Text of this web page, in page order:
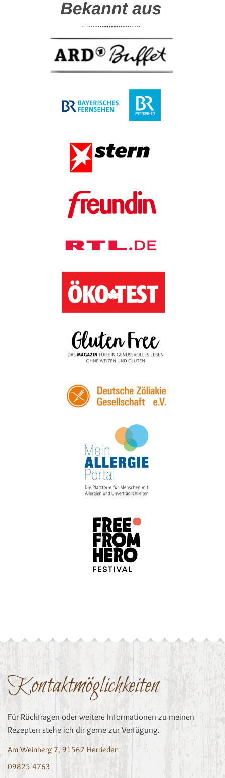
Kontaktmöglichkeiten
Für Rückfragen oder weitere Informationen zu meinen
Rezepten stehe ich dir gerne zur Verfügung.
Am Weinberg 7, 91567 Herrieden
09825 4763